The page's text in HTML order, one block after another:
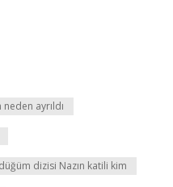
ayrıldı
dizisi Nazın katili kim